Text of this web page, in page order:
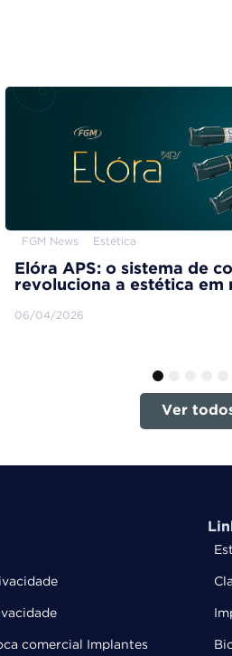
FGM News Estética
Elóra APS: o sistema de
revoluciona a estética em
06/04/2026
4
Ver
comercial Implantes